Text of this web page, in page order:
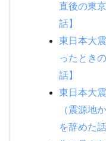
直後の東
話】
東日本大
ったとき
話】
東日本大
（震源地
を辞めた